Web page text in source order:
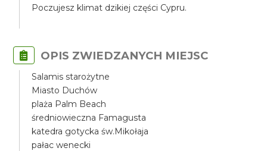
Poczujesz klimat dzikiej części Cypru.
OPIS ZWIEDZANYCH MIEJSC
Salamis starożytne
Miasto Duchów
plaża Palm Beach
średniowieczna Famagusta
katedra gotycka św.Mikołaja
pałac wenecki